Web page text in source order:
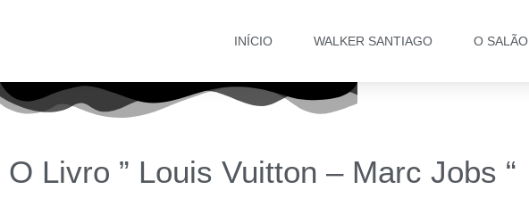
INÍCIO WALKER SANTIAGO O SALÃO
O Livro ” Louis Vuitton – Marc Jobs “